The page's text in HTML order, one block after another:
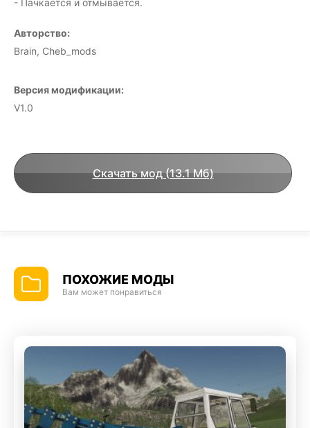
- Пачкается и отмывается.
Авторство:
Brain, Cheb_mods
Версия модификации:
V1.0
Скачать мод (13.1 Мб)
ПОХОЖИЕ МОДЫ
Вам может понравиться